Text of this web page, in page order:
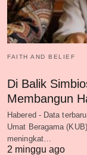
FAITH AND BELIEF
Di Balik
Membangun
Habered - Data
Umat Beragama
meningkat…
2 minggu ago